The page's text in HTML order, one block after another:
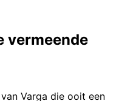
vermeende
Varga die ooit een